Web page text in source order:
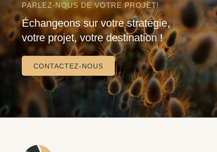
PARLEZ-NOUS DE VOTRE PROJET!
Échangeons sur votre stratégie,
votre projet, votre destination !
CONTACTEZ-NOUS